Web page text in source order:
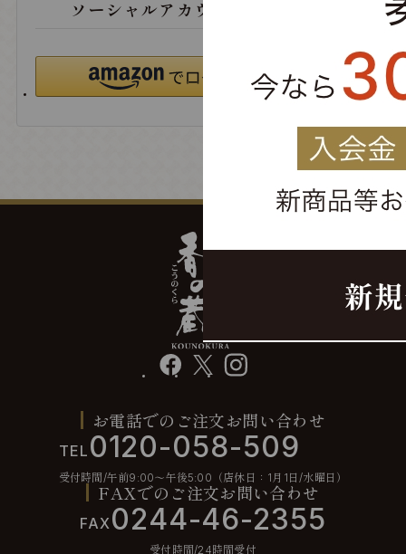
ソーシャルアカウントでログイン
facebook instagram
お電話でのご注文お問い合わせ
TEL 0120-058-509
受付時間/午前9:00〜午後5:00（店休日：1月1日/水曜日）
FAXでのご注文お問い合わせ
FAX0244-46-2355
受付時間/24時間受付